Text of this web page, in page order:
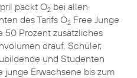
packt O2bei allen
des Tarifs O2Free Junge
50 Prozent zusätzliches
drauf. Schüler,
und Studenten
junge Erwachsene bis zum